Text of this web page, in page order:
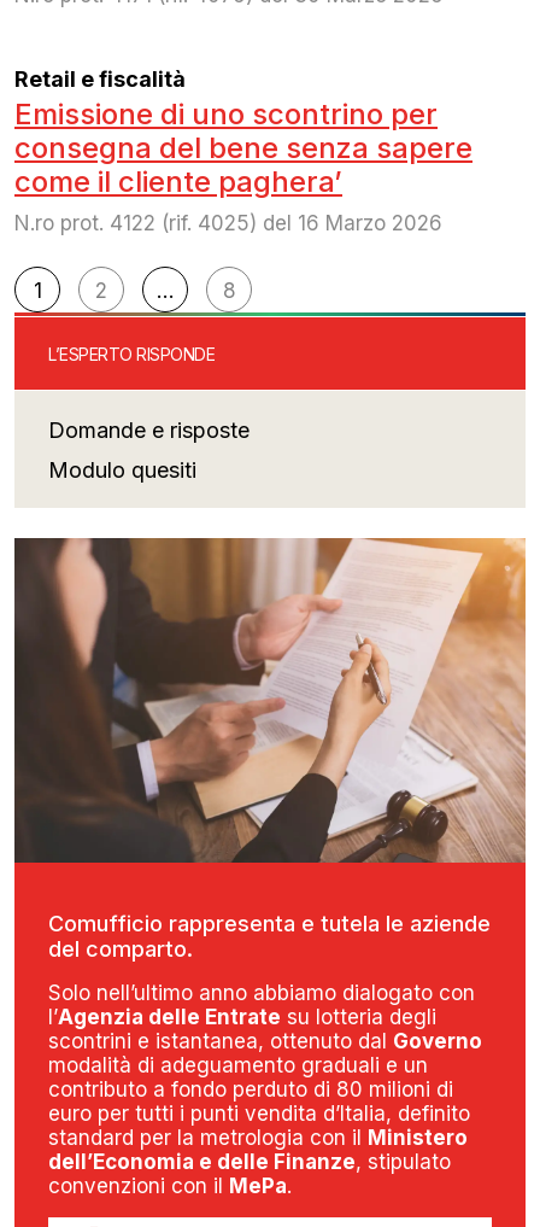
Retail e fiscalità
Emissione di uno scontrino per
consegna del bene senza sapere
come il cliente paghera’
N.ro prot. 4122 (rif. 4025) del 16 Marzo 2026
Navigazione
articoli
1 2 … 8
L’ESPERTO RISPONDE
Domande e risposte
Modulo quesiti
Comufficio rappresenta e tutela le aziende
del comparto.
Solo nell’ultimo anno abbiamo dialogato con
l’Agenzia delle Entrate su lotteria degli
scontrini e istantanea, ottenuto dal Governo
modalità di adeguamento graduali e un
contributo a fondo perduto di 80 milioni di
euro per tutti i punti vendita d’Italia, definito
standard per la metrologia con il
Ministero
dell’Economia e delle Finanze, stipulato
convenzioni con il
MePa.